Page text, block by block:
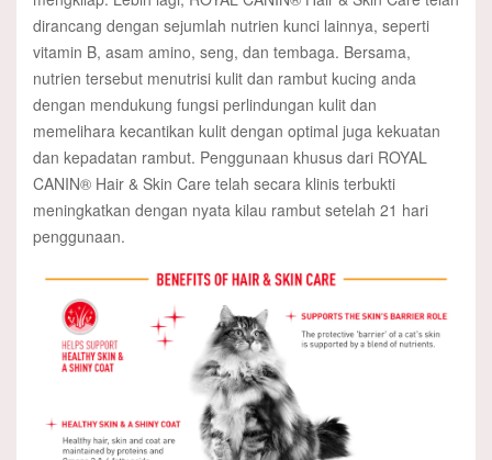
dirancang dengan sejumlah nutrien kunci lainnya, seperti
vitamin B, asam amino, seng, dan tembaga. Bersama,
nutrien tersebut menutrisi kulit dan rambut kucing anda
dengan mendukung fungsi perlindungan kulit dan
memelihara kecantikan kulit dengan optimal juga kekuatan
dan kepadatan rambut. Penggunaan khusus dari ROYAL
CANIN® Hair & Skin Care telah secara klinis terbukti
meningkatkan dengan nyata kilau rambut setelah 21 hari
penggunaan.